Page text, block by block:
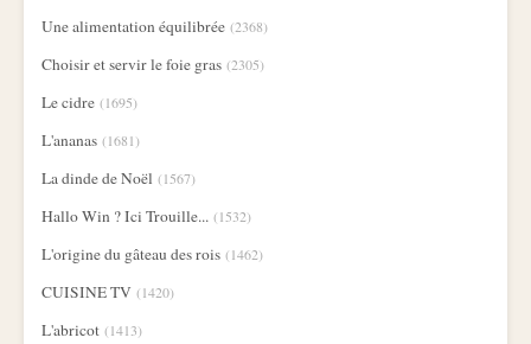
Une alimentation équilibrée (2368)
Choisir et servir le foie gras (2305)
Le cidre (1695)
L'ananas (1681)
La dinde de Noël (1567)
Hallo Win ? Ici Trouille... (1532)
L'origine du gâteau des rois (1462)
CUISINE TV (1420)
L'abricot (1413)